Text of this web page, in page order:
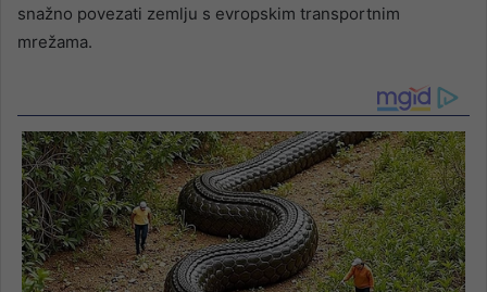
snažno povezati zemlju s evropskim transportnim
mrežama.